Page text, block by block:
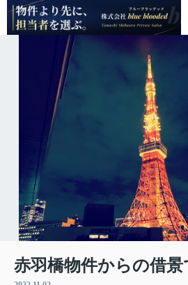
赤羽橋物件からの借景